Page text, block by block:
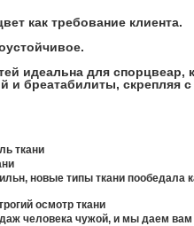
как требование клиента.
идеальна для
и бреатабилиты, скрепляя
ткани
новые типы ткани пообедала
осмотр ткани
человека чужой, и мы даем вам